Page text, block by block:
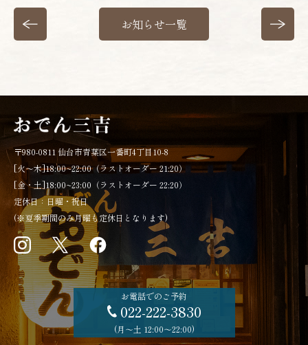
お知らせ一覧
〒980-0811 仙台市青葉区一番町4丁目10-8
[火～木]18:00~22:00（ラストオーダー 21:20）
[金・土]18:00~23:00（ラストオーダー 22:20）
定休日：日曜・祝日
(※夏季期間のみ月曜も定休日となります)
お電話でのご予約
022-222-3830
(月〜土 12:00〜22:00)